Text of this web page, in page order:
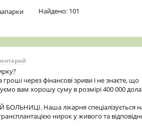
Найдено: 101
через фінансові зриви і не знаєте, що
вам хорошу суму в розмірі 400 000
Наша лікарня спеціалізується
нирок у живого та